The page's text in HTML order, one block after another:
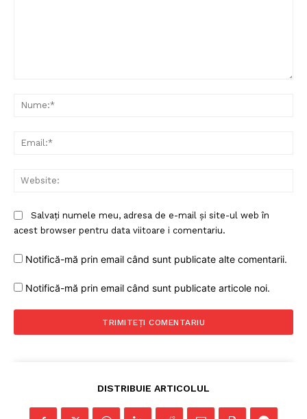
PRESShub
Despre noi / Echipa
Salvați numele meu, adresa de e-mail și site-ul web în
acest browser pentru data viitoare i comentariu.
Notifică-mă prin email când sunt publicate alte comentarii.
Notifică-mă prin email când sunt publicate articole noi.
DISTRIBUIE ARTICOLUL